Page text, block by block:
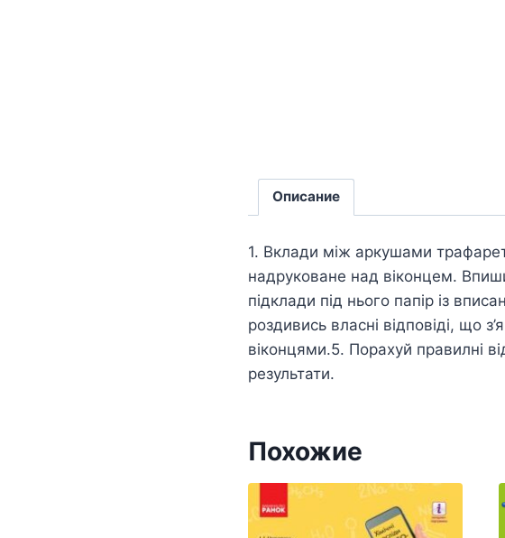
Описание
1. Вклади між аркушами
надруковане над віконцем.
підклади під нього папір із
роздивись власні відповіді, що
віконцями.5. Порахуй правилні
результати.
Похожие